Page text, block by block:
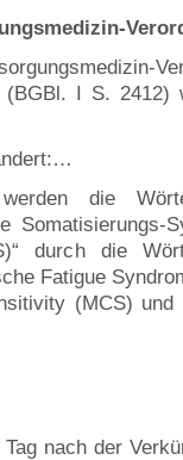
(BGBl. I S. 2412)
die
Somatisierungs-
durch die
Fatigue
(MCS) und
nach der